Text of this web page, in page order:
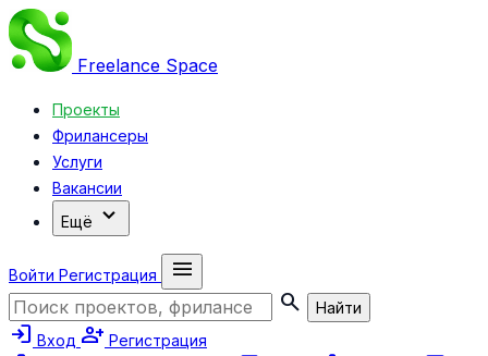
Freelance Space
Проекты
Фрилансеры
Услуги
Вакансии
Ещё expand_more
Войти Регистрация
menu
search
Найти
login Вход person_add Регистрация